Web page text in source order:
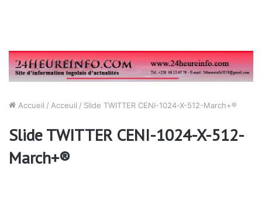
Accueil / Acceuil / Slide TWITTER CENI-1024-X-512-March+®
Slide TWITTER CENI-1024-X-512-
March+®